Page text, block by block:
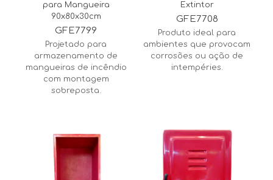
para Mangueira
90x80x30cm
GFE7799
Projetado para
armazenamento de
mangueiras de incêndio
com montagem
sobreposta.
Extintor
GFE7708
Produto ideal para
ambientes que provocam
corrosões ou ação de
intempéries.